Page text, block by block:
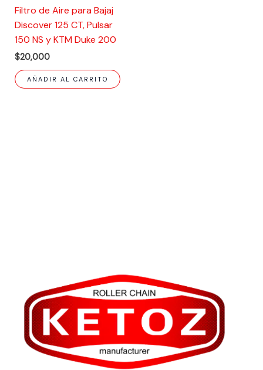
Filtro de Aire para Bajaj
Discover 125 CT, Pulsar
150 NS y KTM Duke 200
$20,000
AÑADIR AL CARRITO